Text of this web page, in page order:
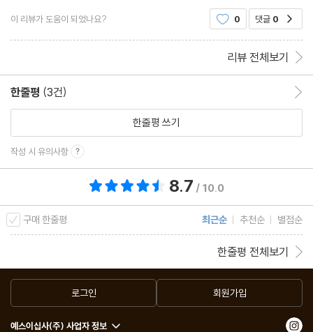
가 요란한 소리를 내며 달려드는가 싶었는데, 알고보니 압력밥솥 증
기배출소리였달까.. 아무튼 좀 많이 허무한 마무
이 리뷰가 도움이 되었나요? 0 댓글 0
리뷰 전체보기
한줄평 (3건)
한줄평 쓰기
작성 시 유의사항
8.7 / 10.0
구매 한줄평 최근순 추천순 별점순
한줄평 전체보기
로그인 회원가입
예스이십사(주) 사업자 정보